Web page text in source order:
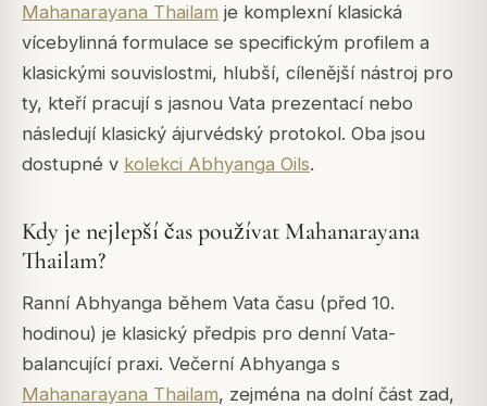
Mahanarayana Thailam je komplexní klasická
vícebylinná formulace se specifickým profilem a
klasickými souvislostmi, hlubší, cílenější nástroj pro
ty, kteří pracují s jasnou Vata prezentací nebo
následují klasický ájurvédský protokol. Oba jsou
dostupné v kolekci Abhyanga Oils.
Kdy je nejlepší čas používat Mahanarayana
Thailam?
Ranní Abhyanga během Vata času (před 10.
hodinou) je klasický předpis pro denní Vata-
balancující praxi. Večerní Abhyanga s
Mahanarayana Thailam, zejména na dolní část zad,